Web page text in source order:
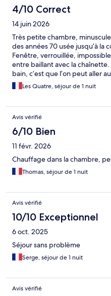
4/10 Correct
14 juin 2026
Très petite chambre,
des années 70 usée jusqu’à la
Fenêtre, verrouillée,
entre baillant avec la chaînette.
bain, c’est que l’on peut aller
prendre une douche… Bref,
de différence entre les ibis style
Les Quatre, séjour de 1 nuit
Avis vérifié
6/10 Bien
11 févr. 2026
Chauffage dans la chambre,
Thomas, séjour de 1 nuit
Avis vérifié
10/10 Exceptionnel
6 oct. 2025
Séjour sans problème
Serge, séjour de 1 nuit
Avis vérifié